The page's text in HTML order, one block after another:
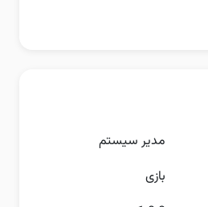
مدیر سیستم
بازی